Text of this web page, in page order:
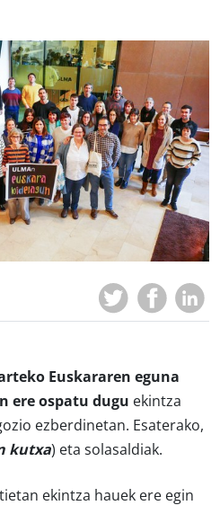
Euskararen eguna
ere ospatu dugu ekintza
ezberdinetan. Esaterako,
kutxa) eta solasaldiak.
ekintza hauek ere egin